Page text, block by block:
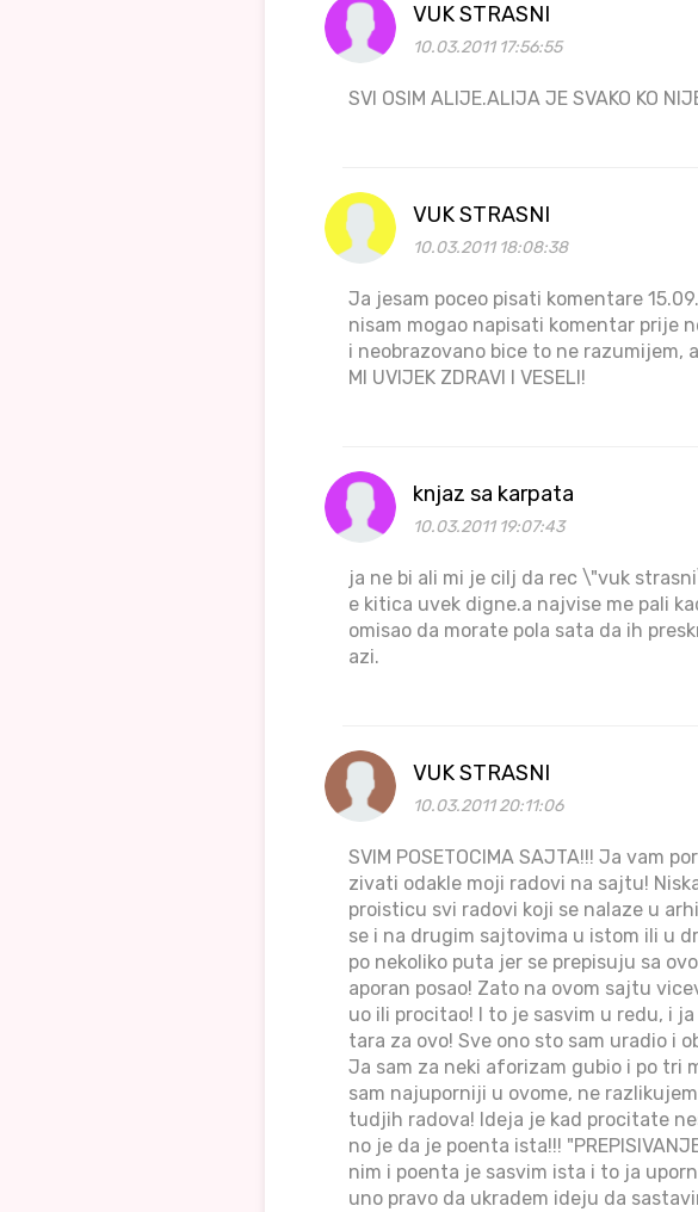
VUK STRASNI
10.03.2011 17:56:55
SVI OSIM ALIJE.ALIJA JE SVAKO KO
VUK STRASNI
10.03.2011 18:08:38
Ja jesam poceo pisati komentare
nisam mogao napisati komentar prije
i neobrazovano bice to ne razumijem,
MI UVIJEK ZDRAVI I VESELI!
knjaz sa karpata
10.03.2011 19:07:43
ja ne bi ali mi je cilj da rec \"vuk
e kitica uvek digne.a najvise me pali
omisao da morate pola sata da ih
azi.
VUK STRASNI
10.03.2011 20:11:06
SVIM POSETOCIMA SAJTA!!! Ja vam
zivati odakle moji radovi na sajtu!
proisticu svi radovi koji se nalaze u
se i na drugim sajtovima u istom ili u
po nekoliko puta jer se prepisuju sa
aporan posao! Zato na ovom sajtu
uo ili procitao! I to je sasvim u redu, i
tara za ovo! Sve ono sto sam uradio i
Ja sam za neki aforizam gubio i po tri
sam najuporniji u ovome, ne
tudjih radova! Ideja je kad procitate
no je da je poenta ista!!!
nim i poenta je sasvim ista i to ja
uno pravo da ukradem ideju da